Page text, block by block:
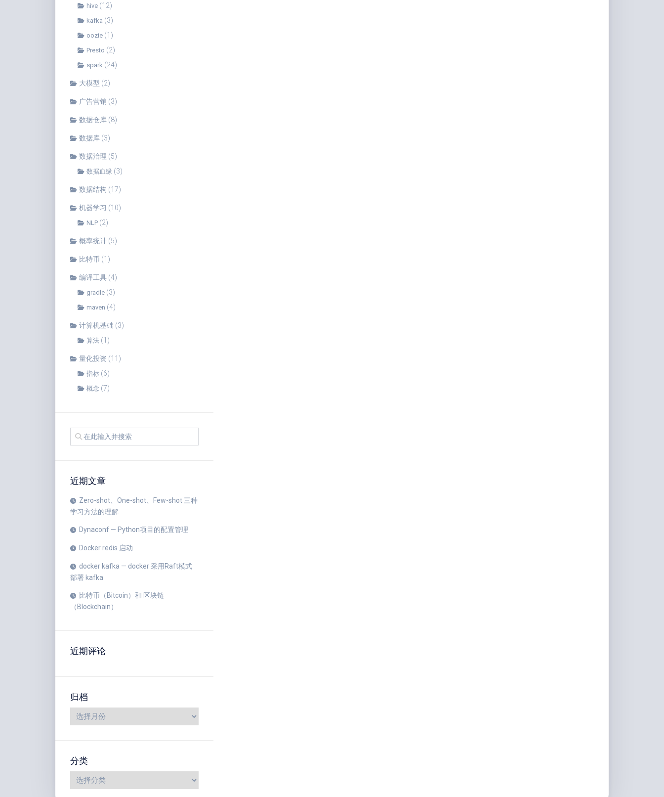
hive (12)
kafka (3)
oozie (1)
Presto (2)
spark (24)
大模型 (2)
广告营销 (3)
数据仓库 (8)
数据库 (3)
数据治理 (5)
数据血缘 (3)
数据结构 (17)
机器学习 (10)
NLP (2)
概率统计 (5)
比特币 (1)
编译工具 (4)
gradle (3)
maven (4)
计算机基础 (3)
算法 (1)
量化投资 (11)
指标 (6)
概念 (7)
近期文章
Zero-shot、One-shot、Few-shot 三种
学习方法的理解
Dynaconf — Python项目的配置管理
Docker redis 启动
docker kafka — docker 采用Raft模式
部署 kafka
比特币（Bitcoin）和 区块链
（Blockchain）
近期评论
归档
分类